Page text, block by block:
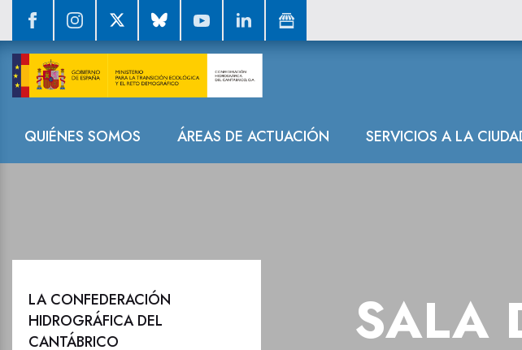
Navegación
QUIÉNES SOMOS ÁREAS DE ACTUACIÓN SERVICIOS A LA
La Confederación
SALA
LA CONFEDERACIÓN
HIDROGRÁFICA DEL
CANTÁBRICO